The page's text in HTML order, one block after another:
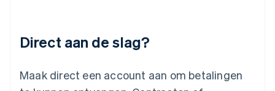
Direct aan de slag?
Maak direct een account aan om betalingen
Mexico
Español English
Nederlands English
Nieuw-Zeeland